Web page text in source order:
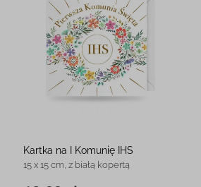
Kartka na I Komunię IHS
15 x 15 cm, z białą kopertą